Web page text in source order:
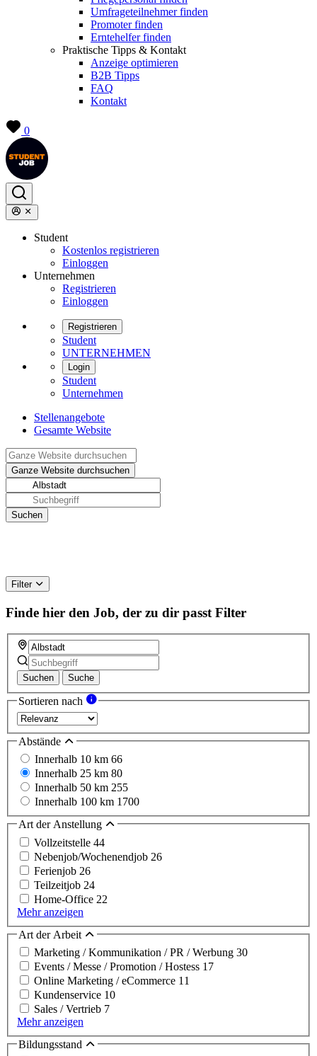
Umfrageteilnehmer finden
Promoter finden
Erntehelfer finden
Praktische Tipps & Kontakt
Anzeige optimieren
B2B Tipps
FAQ
Kontakt
0
Student
Kostenlos registrieren
Einloggen
Unternehmen
Registrieren
Einloggen
Registrieren
Student
UNTERNEHMEN
Login
Student
Unternehmen
Stellenangebote
Gesamte Website
Filter
Finde hier den Job, der zu dir passt Filter
Suchen Suche
Sortieren nach
Abstände
Innerhalb 10 km 66
Innerhalb 25 km 80
Innerhalb 50 km 255
Innerhalb 100 km 1700
Art der Anstellung
Vollzeitstelle 44
Nebenjob/Wochenendjob 26
Ferienjob 26
Teilzeitjob 24
Home-Office 22
Mehr anzeigen
Art der Arbeit
Marketing / Kommunikation / PR / Werbung 30
Events / Messe / Promotion / Hostess 17
Online Marketing / eCommerce 11
Kundenservice 10
Sales / Vertrieb 7
Mehr anzeigen
Bildungsstand